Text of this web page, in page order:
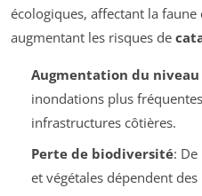
écologiques, affectant la
augmentant les risques de
Augmentation du
inondations plus
infrastructures côtières.
Perte de biodiversité: De
et végétales dépendent